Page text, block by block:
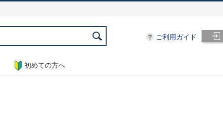
ご利用ガイド
初めての方へ